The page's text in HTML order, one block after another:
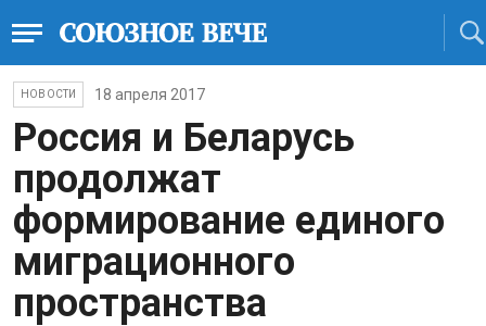
НОВОСТИ 18 апреля 2017
Россия и Беларусь
продолжат
формирование единого
миграционного
пространства